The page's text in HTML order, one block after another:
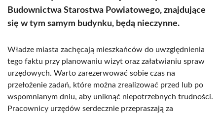
Budownictwa Starostwa Powiatowego, znajdujące
się w tym samym budynku, będą nieczynne.
Władze miasta zachęcają mieszkańców do uwzględnienia
tego faktu przy planowaniu wizyt oraz załatwianiu spraw
urzędowych. Warto zarezerwować sobie czas na
przełożenie zadań, które można zrealizować przed lub po
wspomnianym dniu, aby uniknąć niepotrzebnych trudności.
Pracownicy urzędów serdecznie przepraszają za